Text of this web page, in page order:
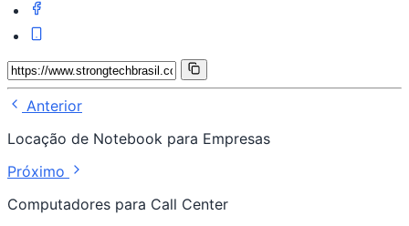
Anterior
Locação de Notebook para Empresas
Próximo
Computadores para Call Center